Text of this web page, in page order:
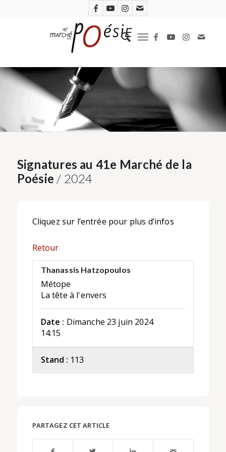
Signatures au 41e Marché de la
Poésie / 2024
Cliquez sur l’entrée pour plus d’infos
Retour
Thanassis Hatzopoulos
Métope
La tête à l'envers
Date : Dimanche 23 juin 2024
14:15
Stand : 113
PARTAGEZ CET ARTICLE